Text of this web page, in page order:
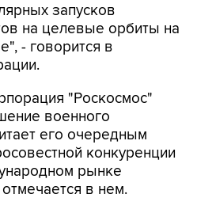
запусков
на целевые орбиты на
- говорится в
"Роскосмос"
военного
его очередным
конкуренции
рынке
отмечается в нем.